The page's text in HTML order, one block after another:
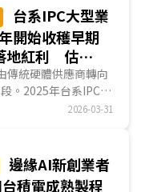
器升級。此外，受資
監控的生態系串聯為
爭，轉向系統整合能
台系IPC大型業
開始收穫早期
地紅利 估
收成長12%
傳統硬體供應商轉向
。2025年台系IPC業
6%，顯示邊...2026-03-31
邊緣AI新創業者
積電成熟製程